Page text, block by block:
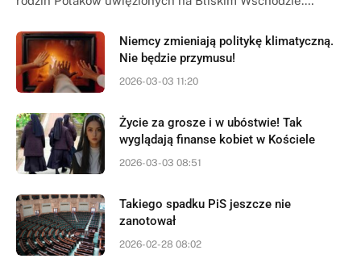
Niemcy zmieniają politykę klimatyczną.
Nie będzie przymusu!
2026-03-03 11:20
Życie za grosze i w ubóstwie! Tak
wyglądają finanse kobiet w Kościele
2026-03-03 08:51
Takiego spadku PiS jeszcze nie
zanotował
2026-02-28 08:02